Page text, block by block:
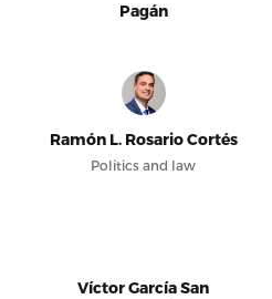
Pagán
Ramón L. Rosario Cortés
Politics and law
Víctor García San